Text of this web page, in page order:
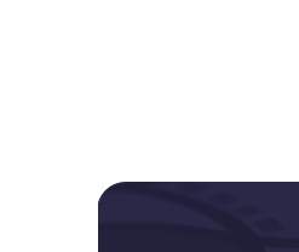
Novidades do Labi